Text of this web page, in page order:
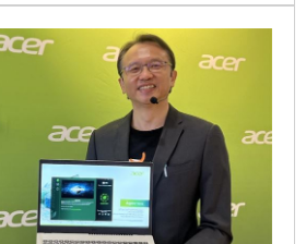
的AI選擇，但英特爾仍值得少量